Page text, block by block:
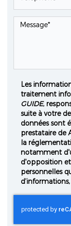
Les
traitement
GUIDE,
suite à votre
données sont
prestataire de
la
notamment
d'opposition
personnelles